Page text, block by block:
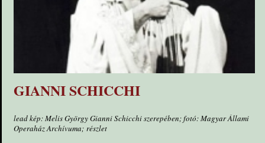
GIANNI SCHICCHI
lead kép: Melis György Gianni Schicchi szerepében; fotó: Magyar Állami
Operaház Archívuma; részlet